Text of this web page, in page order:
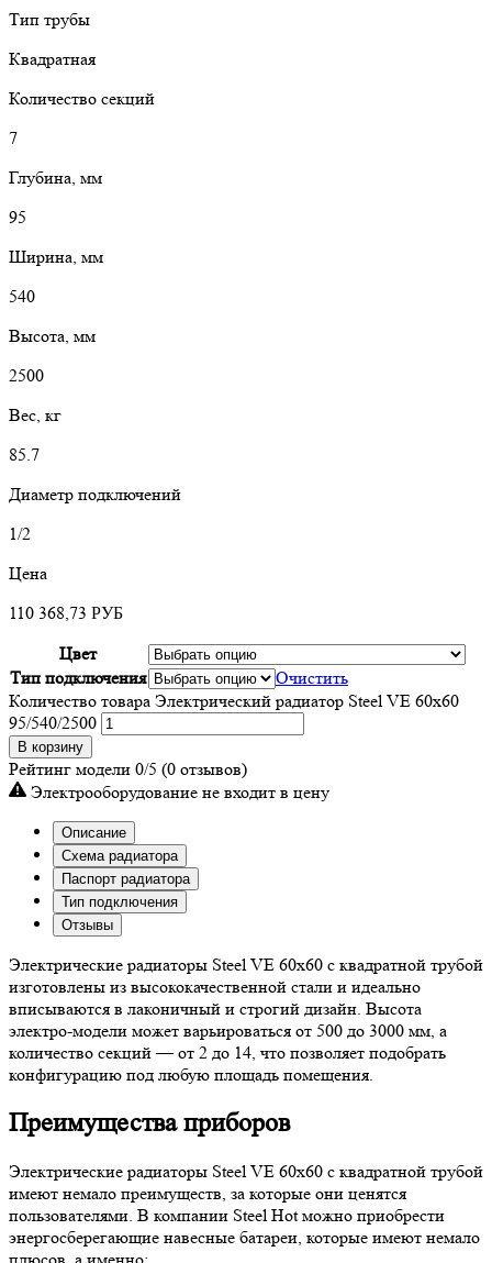
Тип трубы
Квадратная
Количество секций
7
Глубина, мм
95
Ширина, мм
540
Высота, мм
2500
Вес, кг
85.7
Диаметр подключений
1/2
Цена
110 368,73 РУБ
Цвет
Тип подключения
Очистить
Количество товара Электрический радиатор Steel VE 60х60
95/540/2500
В корзину
Рейтинг модели 0/5 (0 отзывов)
Электрооборудование не входит в цену
Описание
Схема радиатора
Паспорт радиатора
Тип подключения
Отзывы
Электрические радиаторы Steel VE 60х60 с квадратной трубой
изготовлены из высококачественной стали и идеально
вписываются в лаконичный и строгий дизайн. Высота
электро-модели может варьироваться от 500 до 3000 мм, а
количество секций — от 2 до 14, что позволяет подобрать
конфигурацию под любую площадь помещения.
Преимущества приборов
Электрические радиаторы Steel VE 60х60 с квадратной трубой
имеют немало преимуществ, за которые они ценятся
пользователями. В компании Steel Hot можно приобрести
энергосберегающие навесные батареи, которые имеют немало
плюсов, а именно: